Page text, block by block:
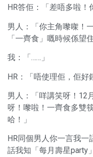
HR答佢：「差唔多啦！
男人：「你主角嚟㗎！
「一齊食」嘅時候係望
我：「……」
HR：「唔使理佢，佢好
男人：「咩講笑呀！12
呀！嚟啦！一齊食多雙
哈！」
HR同個男人你一言我
話我知「每月壽星party